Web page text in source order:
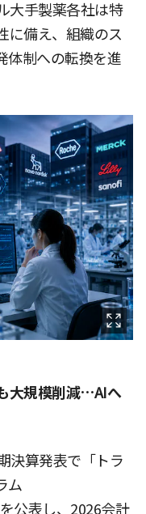
大手製薬各社は特
に備え、組織のス
体制への転換を進
大規模削減…AIへ
決算発表で「トラ
ム
公表し、2026会計